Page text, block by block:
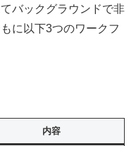
バックグラウンドで非
に以下3つのワークフ
内容